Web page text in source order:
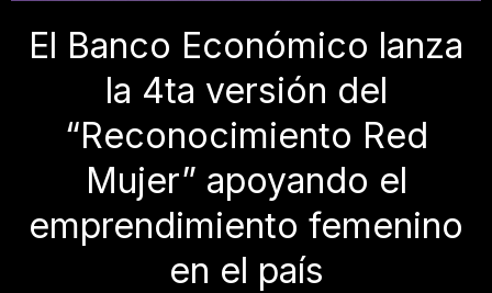
El Banco Económico lanza
la 4ta versión del
“Reconocimiento Red
Mujer” apoyando el
emprendimiento femenino
en el país